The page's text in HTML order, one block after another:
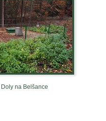
Doly na Belšance